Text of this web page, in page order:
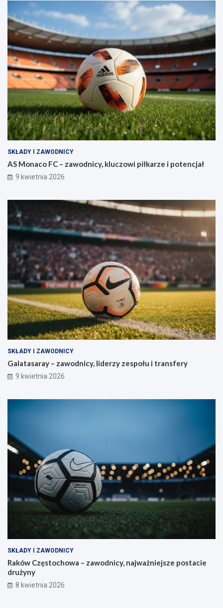
SKŁADY I ZAWODNICY
AS Monaco FC – zawodnicy, kluczowi piłkarze i potencjał
9 kwietnia 2026
SKŁADY I ZAWODNICY
Galatasaray – zawodnicy, liderzy zespołu i transfery
9 kwietnia 2026
SKŁADY I ZAWODNICY
Raków Częstochowa – zawodnicy, najważniejsze postacie
drużyny
8 kwietnia 2026